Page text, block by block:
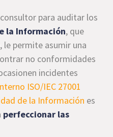
para auditar los
la Información, que
le permite asumir una
no conformidades
incidentes
ISO/IEC 27001
de la Información es
perfeccionar las